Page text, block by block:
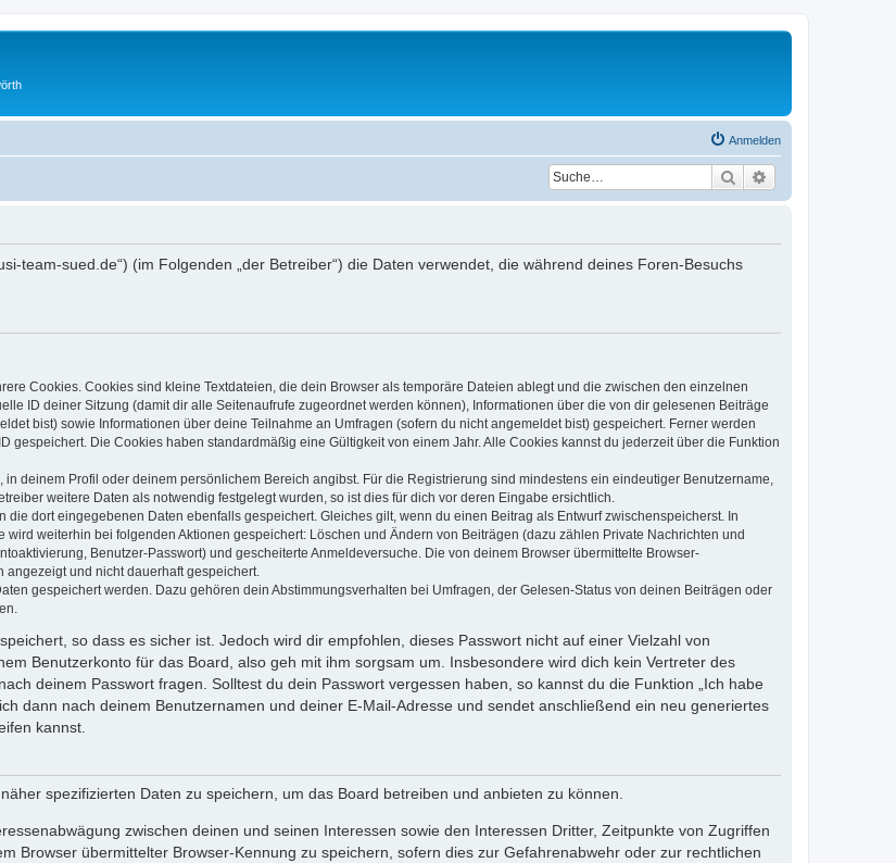
Anmelden
Suche
team-sued.de“) (im Folgenden „der Betreiber“) die Daten verwendet, die während deines Foren-Besuchs
Cookies. Cookies sind kleine Textdateien, die dein Browser als temporäre Dateien ablegt und die zwischen den einzelnen
ID deiner Sitzung (damit dir alle Seitenaufrufe zugeordnet werden können), Informationen über die von dir gelesenen Beiträge
bist) sowie Informationen über deine Teilnahme an Umfragen (sofern du nicht angemeldet bist) gespeichert. Ferner werden
gespeichert. Die Cookies haben standardmäßig eine Gültigkeit von einem Jahr. Alle Cookies kannst du jederzeit über die Funktion
deinem Profil oder deinem persönlichem Bereich angibst. Für die Registrierung sind mindestens ein eindeutiger Benutzername,
weitere Daten als notwendig festgelegt wurden, so ist dies für dich vor deren Eingabe ersichtlich.
dort eingegebenen Daten ebenfalls gespeichert. Gleiches gilt, wenn du einen Beitrag als Entwurf zwischenspeicherst. In
weiterhin bei folgenden Aktionen gespeichert: Löschen und Ändern von Beiträgen (dazu zählen Private Nachrichten und
Benutzer-Passwort) und gescheiterte Anmeldeversuche. Die von deinem Browser übermittelte Browser-
angezeigt und nicht dauerhaft gespeichert.
gespeichert werden. Dazu gehören dein Abstimmungsverhalten bei Umfragen, der Gelesen-Status von deinen Beiträgen oder
so dass es sicher ist. Jedoch wird dir empfohlen, dieses Passwort nicht auf einer Vielzahl von
Benutzerkonto für das Board, also geh mit ihm sorgsam um. Insbesondere wird dich kein Vertreter des
deinem Passwort fragen. Solltest du dein Passwort vergessen haben, so kannst du die Funktion „Ich habe
dann nach deinem Benutzernamen und deiner E-Mail-Adresse und sendet anschließend ein neu generiertes
kannst.
spezifizierten Daten zu speichern, um das Board betreiben und anbieten zu können.
zwischen deinen und seinen Interessen sowie den Interessen Dritter, Zeitpunkte von Zugriffen
Browser übermittelter Browser-Kennung zu speichern, sofern dies zur Gefahrenabwehr oder zur rechtlichen